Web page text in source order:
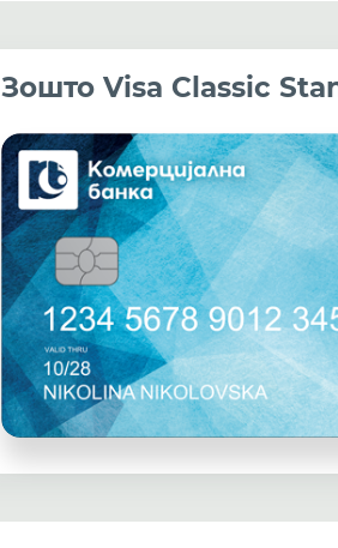
Зошто Visa Classic